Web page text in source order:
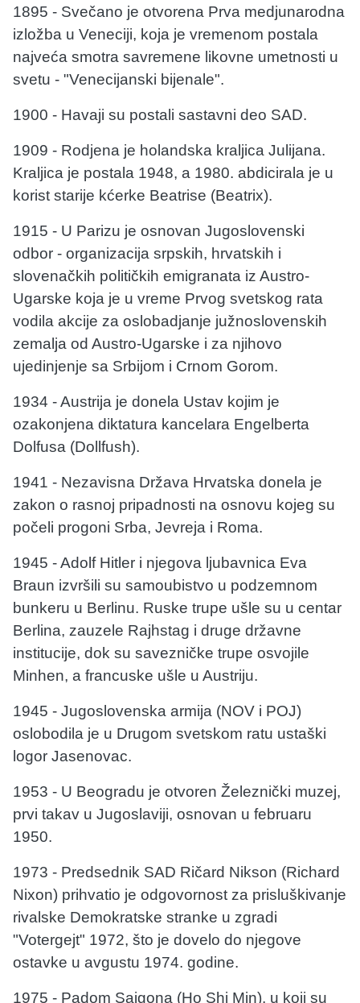
1895 - Svečano je otvorena Prva medjunarodna
izložba u Veneciji, koja je vremenom postala
najveća smotra savremene likovne umetnosti u
svetu - "Venecijanski bijenale".
1900 - Havaji su postali sastavni deo SAD.
1909 - Rodjena je holandska kraljica Julijana.
Kraljica je postala 1948, a 1980. abdicirala je u
korist starije kćerke Beatrise (Beatrix).
1915 - U Parizu je osnovan Jugoslovenski
odbor - organizacija srpskih, hrvatskih i
slovenačkih političkih emigranata iz Austro-
Ugarske koja je u vreme Prvog svetskog rata
vodila akcije za oslobadjanje južnoslovenskih
zemalja od Austro-Ugarske i za njihovo
ujedinjenje sa Srbijom i Crnom Gorom.
1934 - Austrija je donela Ustav kojim je
ozakonjena diktatura kancelara Engelberta
Dolfusa (Dollfush).
1941 - Nezavisna Država Hrvatska donela je
zakon o rasnoj pripadnosti na osnovu kojeg su
počeli progoni Srba, Jevreja i Roma.
1945 - Adolf Hitler i njegova ljubavnica Eva
Braun izvršili su samoubistvo u podzemnom
bunkeru u Berlinu. Ruske trupe ušle su u centar
Berlina, zauzele Rajhstag i druge državne
institucije, dok su savezničke trupe osvojile
Minhen, a francuske ušle u Austriju.
1945 - Jugoslovenska armija (NOV i POJ)
oslobodila je u Drugom svetskom ratu ustaški
logor Jasenovac.
1953 - U Beogradu je otvoren Železnički muzej,
prvi takav u Jugoslaviji, osnovan u februaru
1950.
1973 - Predsednik SAD Ričard Nikson (Richard
Nixon) prihvatio je odgovornost za prisluškivanje
rivalske Demokratske stranke u zgradi
"Votergejt" 1972, što je dovelo do njegove
ostavke u avgustu 1974. godine.
1975 - Padom Sajgona (Ho Shi Min), u koji su